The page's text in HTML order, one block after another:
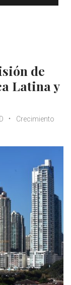
de
Latina y
Crecimiento